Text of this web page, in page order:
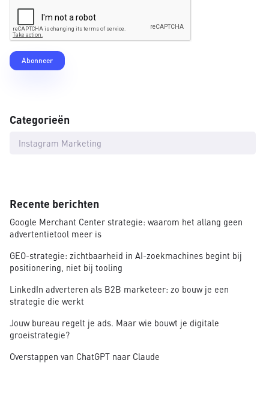
Categorieën
Instagram Marketing
Recente berichten
Google Merchant Center strategie: waarom het allang geen
advertentietool meer is
GEO-strategie: zichtbaarheid in AI-zoekmachines begint bij
positionering, niet bij tooling
LinkedIn adverteren als B2B marketeer: zo bouw je een
strategie die werkt
Jouw bureau regelt je ads. Maar wie bouwt je digitale
groeistrategie?
Overstappen van ChatGPT naar Claude